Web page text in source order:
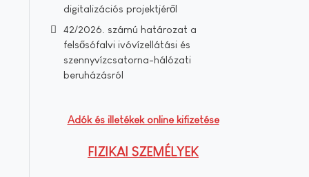
digitalizációs projektjéről
42/2026. számú határozat a
felsősófalvi ivóvízellátási és
szennyvízcsatorna-hálózati
beruházásról
Adók és illetékek online kifizetése
FIZIKAI SZEMÉLYEK